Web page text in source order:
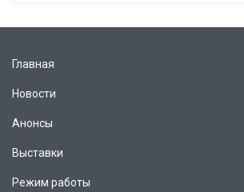
Главная
Новости
Анонсы
Выставки
Режим работы